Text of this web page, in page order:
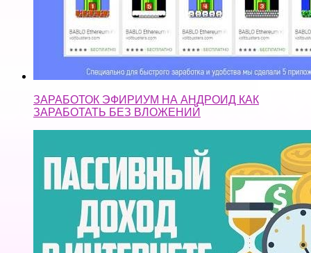
ЗАРАБОТОК ЭФИРИУМ НА АНДРОИД КАК
ЗАРАБОТАТЬ БЕЗ ВЛОЖЕНИЙ